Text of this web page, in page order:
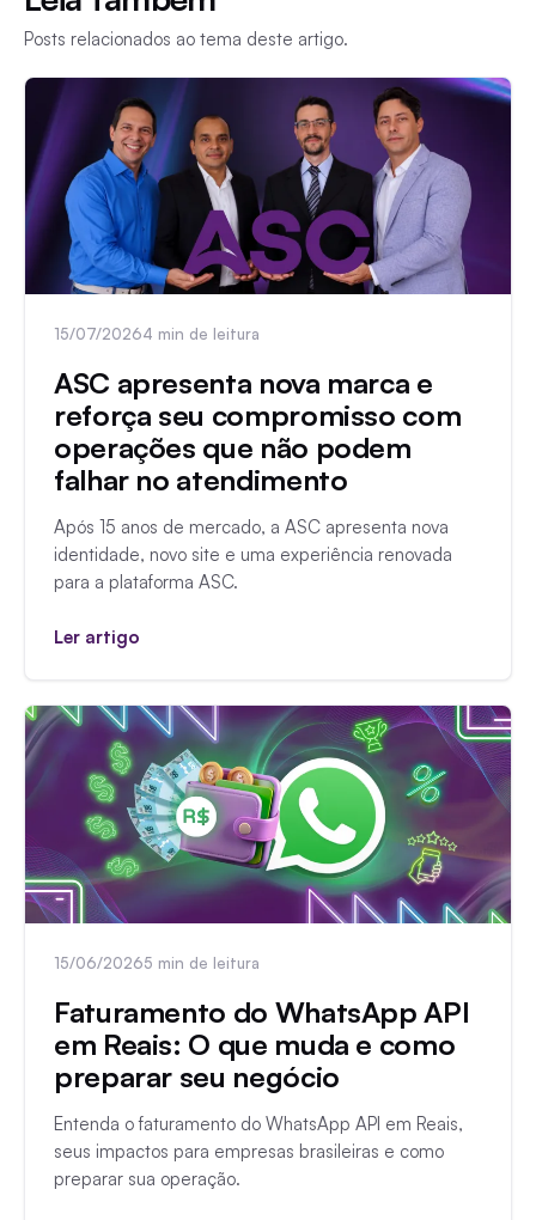
Posts relacionados ao tema deste artigo.
15/07/20264 min de leitura
ASC apresenta nova marca e
reforça seu compromisso com
operações que não podem
falhar no atendimento
Após 15 anos de mercado, a ASC apresenta nova
identidade, novo site e uma experiência renovada
para a plataforma ASC.
Ler artigo
15/06/20265 min de leitura
Faturamento do WhatsApp API
em Reais: O que muda e como
preparar seu negócio
Entenda o faturamento do WhatsApp API em Reais,
seus impactos para empresas brasileiras e como
preparar sua operação.